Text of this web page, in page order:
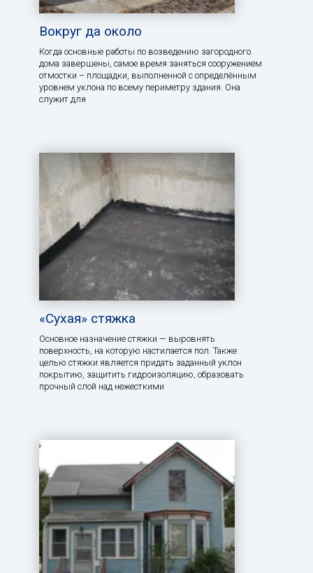
Вокруг да около
Когда основные работы по возведению загородного
дома завершены, самое время заняться сооружением
отмостки – площадки, выполненной с определённым
уровнем уклона по всему периметру здания. Она
служит для
«Сухая» стяжка
Основное назначение стяжки — выровнять
поверхность, на которую настилается пол. Также
целью стяжки является придать заданный уклон
покрытию, защитить гидроизоляцию, образовать
прочный слой над нежесткими